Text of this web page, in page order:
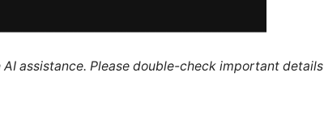
assistance. Please double-check important details